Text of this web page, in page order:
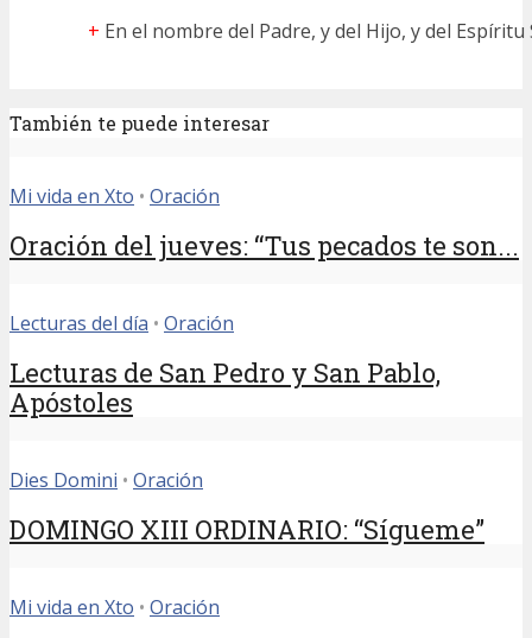
+ En el nombre del Padre, y del Hijo, y del Espíritu
También te puede interesar
Mi vida en Xto • Oración
Oración del jueves: “Tus pecados te son...
Lecturas del día • Oración
Lecturas de San Pedro y San Pablo,
Apóstoles
Dies Domini • Oración
DOMINGO XIII ORDINARIO: “Sígueme”
Mi vida en Xto • Oración